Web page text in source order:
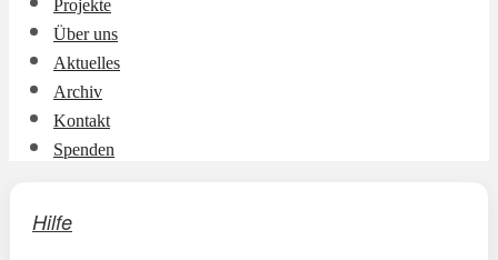
Projekte
Über uns
Aktuelles
Archiv
Kontakt
Spenden
Hilfe